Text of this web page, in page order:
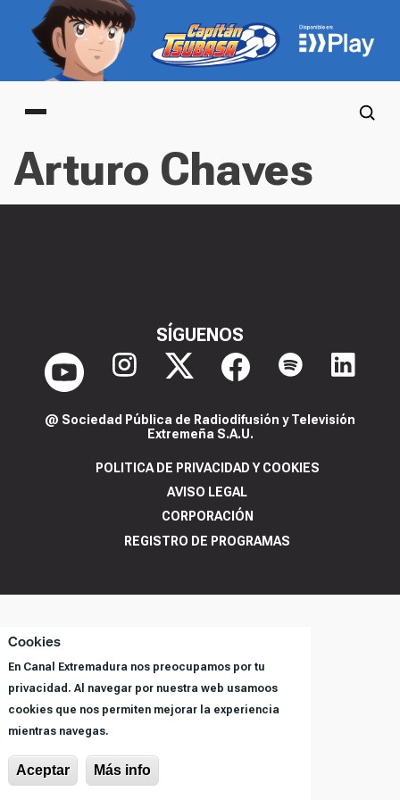
Cookies
En Canal Extremadura nos preocupamos por tu
privacidad. Al navegar por nuestra web usamoos
cookies que nos permiten mejorar la experiencia
mientras navegas.
Aceptar Más info
Main menu
Arturo Chaves
SÍGUENOS
@ Sociedad Pública de Radiodifusión y Televisión
Extremeña S.A.U.
POLITICA DE PRIVACIDAD Y COOKIES
AVISO LEGAL
CORPORACIÓN
REGISTRO DE PROGRAMAS